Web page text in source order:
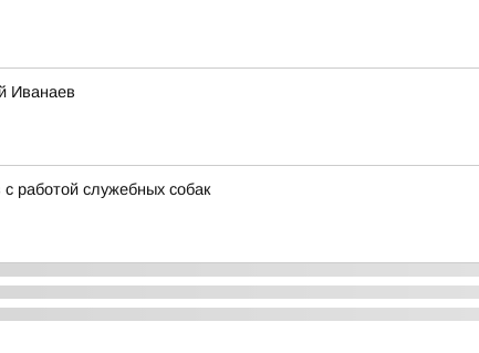
Иванаев
работой служебных собак